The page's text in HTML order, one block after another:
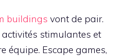
buildings vont de pair.
stimulantes et
équipe. Escape games,